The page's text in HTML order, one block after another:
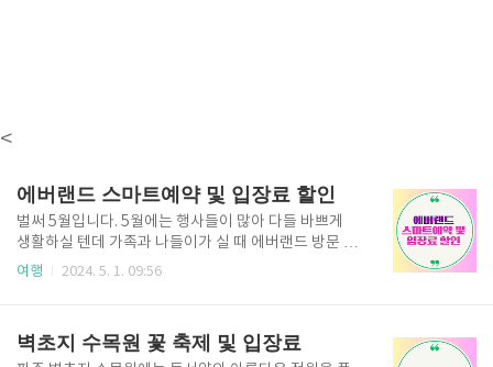
<
에버랜드 스마트예약 및 입장료 할인
벌써 5월입니다. 5월에는 행사들이 많아 다들 바쁘게
생활하실 텐데 가족과 나들이가 실 때 에버랜드 방문 계
획 있으신 분들 입장료를 할인받는 다양한 방법과 무료
카드 제휴할인 조회 바로 알아보기 내 카드 제휴할인
여행 2024. 5. 1. 09:56
벽초지 수목원 꽃 축제 및 입장료